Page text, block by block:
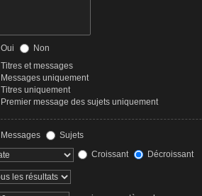
Oui
Non
Titres et messages
Messages uniquement
Titres uniquement
Premier message des sujets uniquement
Messages
Sujets
Croissant Décroissant